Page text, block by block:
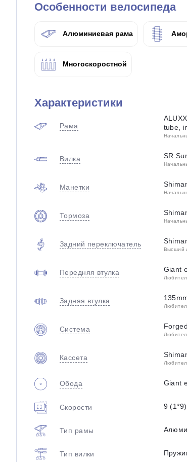
Особенности велосипеда
Алюминиевая рама
Многоскоростной
Характеристики
Рама
tube,
Вилка SR
Манетки
Тормоза
Задний переключатель
Высший
Передняя втулка Giant
Задняя втулка
Система
Кассета
Обода Giant
Скорости 9 (1*9)
Тип рамы
Тип вилки